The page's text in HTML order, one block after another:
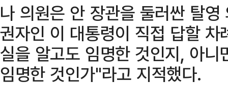
나 의원은 안 장관을 둘러싼 탈
권자인 이 대통령이 직접 답할
실을 알고도 임명한 것인지, 아
임명한 것인가"라고 지적했다.